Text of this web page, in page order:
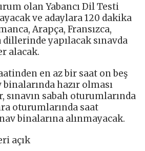
olan Yabancı Dil Testi
ve adaylara 120 dakika
Arapça, Fransızca,
yapılacak sınavda
alacak.
en az bir saat on beş
hazır olması
sınavın sabah oturumlarında
oturumlarında saat
binalarına alınmayacak.
açık